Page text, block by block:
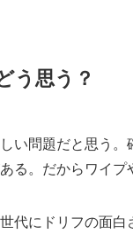
う思う？
い問題だと思う
る。だからワイプ
代にドリフの面